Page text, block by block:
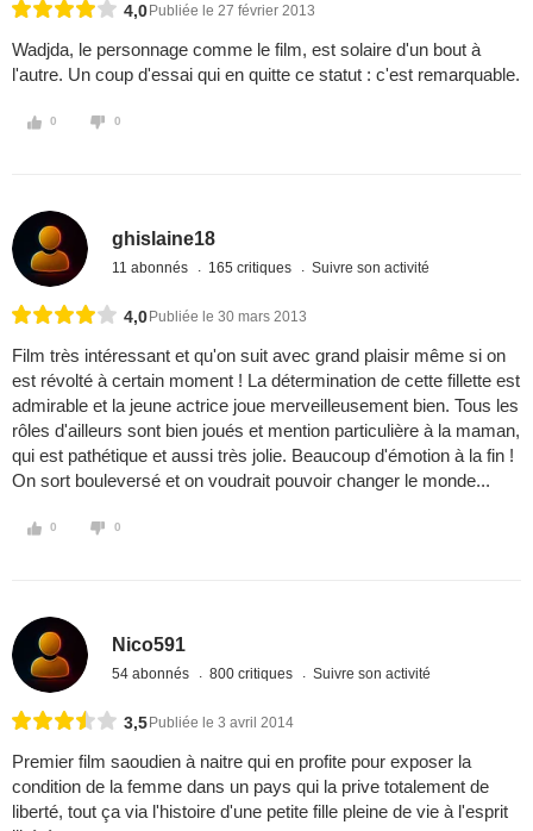
4,0 Publiée le 27 février 2013
Wadjda, le personnage comme le film, est solaire d'un bout à
l'autre. Un coup d'essai qui en quitte ce statut : c'est remarquable.
0 0
ghislaine18
11 abonnés 165 critiques Suivre son activité
4,0 Publiée le 30 mars 2013
Film très intéressant et qu'on suit avec grand plaisir même si on
est révolté à certain moment ! La détermination de cette fillette est
admirable et la jeune actrice joue merveilleusement bien. Tous les
rôles d'ailleurs sont bien joués et mention particulière à la maman,
qui est pathétique et aussi très jolie. Beaucoup d'émotion à la fin !
On sort bouleversé et on voudrait pouvoir changer le monde...
0 0
Nico591
54 abonnés 800 critiques Suivre son activité
3,5 Publiée le 3 avril 2014
Premier film saoudien à naitre qui en profite pour exposer la
condition de la femme dans un pays qui la prive totalement de
liberté, tout ça via l'histoire d'une petite fille pleine de vie à l'esprit